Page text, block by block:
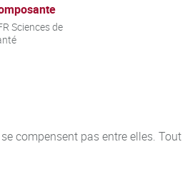
Sciences de
compensent pas entre elles. Tout